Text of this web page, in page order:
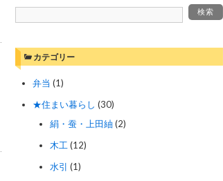
カテゴリー
弁当 (1)
★住まい暮らし (30)
絹・蚕・上田紬(2)
木工 (12)
水引 (1)